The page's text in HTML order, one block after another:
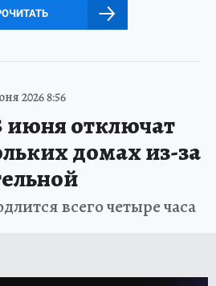
2026 8:56
июня отключат
домах из-за
всего четыре часа